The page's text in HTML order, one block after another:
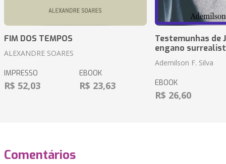
FIM DOS TEMPOS
ALEXANDRE SOARES
IMPRESSO
R$ 52,03
EBOOK
R$ 23,63
Testemunhas de
engano
Ademilson F. Silva
EBOOK
R$ 26,60
Comentários